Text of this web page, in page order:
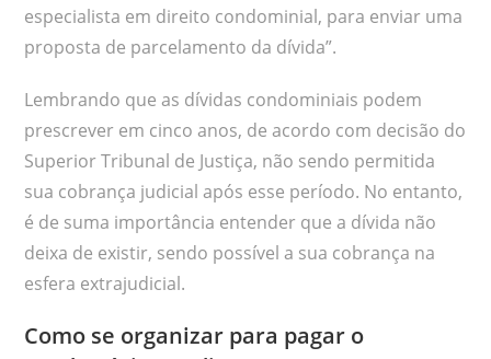
especialista em direito condominial, para enviar uma
proposta de parcelamento da dívida”.
Lembrando que as dívidas condominiais podem
prescrever em cinco anos, de acordo com decisão do
Superior Tribunal de Justiça, não sendo permitida
sua cobrança judicial após esse período. No entanto,
é de suma importância entender que a dívida não
deixa de existir, sendo possível a sua cobrança na
esfera extrajudicial.
Como se organizar para pagar o